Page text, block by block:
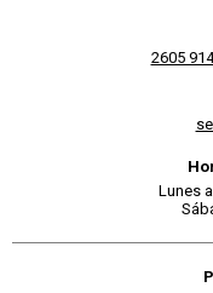
2605
Lunes